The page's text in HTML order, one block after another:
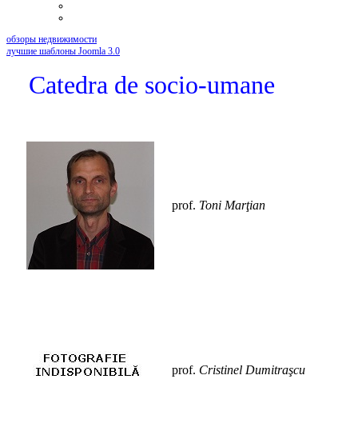
обзоры недвижимости
лучшие шаблоны Joomla 3.0
Catedra de socio-umane
prof. Toni Marţian
prof. Cristinel Dumitraşcu